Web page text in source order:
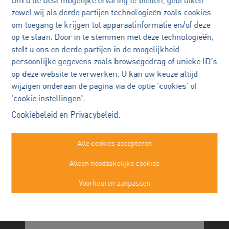
zowel wij als derde partijen technologieën zoals cookies
om toegang te krijgen tot apparaatinformatie en/of deze
op te slaan. Door in te stemmen met deze technologieën,
stelt u ons en derde partijen in de mogelijkheid
persoonlijke gegevens zoals browsegedrag of unieke ID's
op deze website te verwerken. U kan uw keuze altijd
wijzigen onderaan de pagina via de optie 'cookies' of
'cookie instellingen'.
Cookiebeleid en Privacybeleid.
Alle cookies accepteren
Alleen noodzakelijke cookies
Voorkeuren aanpassen
en eerlijke communicatie.
Femke Van den Berghe
Immo Robert Buggenhout
Kasteelstraat 22a
info@immorobert.be
uw woning?
Met vertrouwen
verkopen
uw woning verkopen is een
belangrijke beslissing
Ik begeleid u persoonlijk en
zekerheid elke stap kan zetten.
Alexander Robert